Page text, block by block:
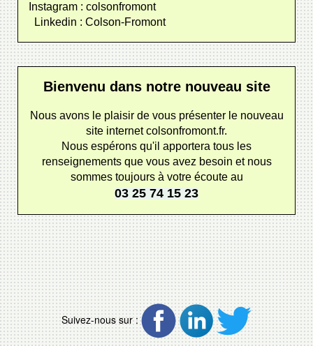
Instagram : colsonfromont
Linkedin : Colson-Fromont
Bienvenu dans notre nouveau site
Nous avons le plaisir de vous présenter le nouveau
site internet colsonfromont.fr.
Nous espérons qu'il apportera tous les
renseignements que vous avez besoin et nous
sommes toujours à votre écoute au
03 25 74 15 23
Suivez-nous sur :